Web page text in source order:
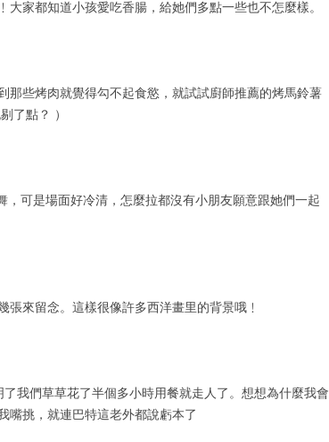
家都知道小孩愛吃香腸，給她們多點一些也不怎麼樣。
那些烤肉就覺得勾不起食慾，就試試廚師推薦的烤馬鈴薯
了點？ ）
可是場面好冷清，怎麼拉都沒有小朋友願意跟她們一起
來留念。這樣很像許多西洋畫里的背景哦﹗
我們草草花了半個多小時用餐就走人了。想想為什麼我會
嘴挑，就連巴特這老外都說虧本了